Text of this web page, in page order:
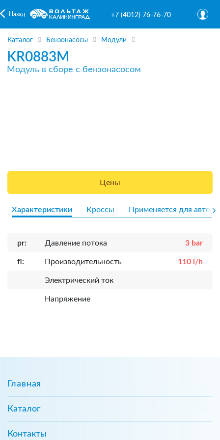
Назад +7 (4012) 76-76-70
Каталог Бензонасосы Модули
KR0883M
Модуль в сборе с бензонасосом
Цены
Характеристики Кроссы Применяется для авто
pr: Давление потока 3 bar
fl: Производительность 110 l/h
Электрический ток
Напряжение
Главная
Каталог
Контакты